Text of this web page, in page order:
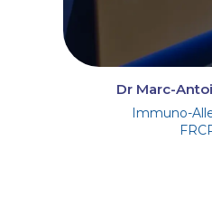
Dr Marc-
Immuno-